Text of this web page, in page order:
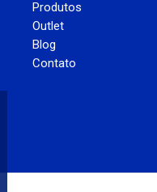
Produtos
Outlet
Blog
Contato